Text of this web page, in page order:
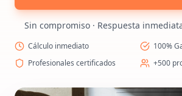
Sin compromiso · Respuesta
Cálculo inmediato
100%
Profesionales certificados
+500